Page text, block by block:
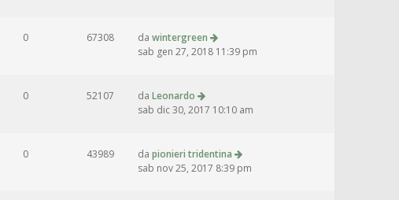
0 67308 da wintergreen
sab gen 27, 2018 11:39 pm
0 52107 da Leonardo
sab dic 30, 2017 10:10 am
0 43989 da pionieri tridentina
sab nov 25, 2017 8:39 pm